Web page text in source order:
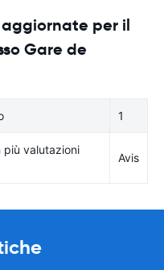
per il
Gare de
1
più valutazioni
Avis